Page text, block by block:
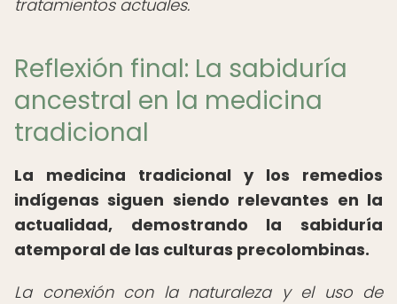
tratamientos actuales.
Reflexión final: La sabiduría
ancestral en la medicina
tradicional
La medicina tradicional y los remedios
indígenas siguen siendo relevantes en la
actualidad, demostrando la sabiduría
atemporal de las culturas precolombinas.
La conexión con la naturaleza y el uso de